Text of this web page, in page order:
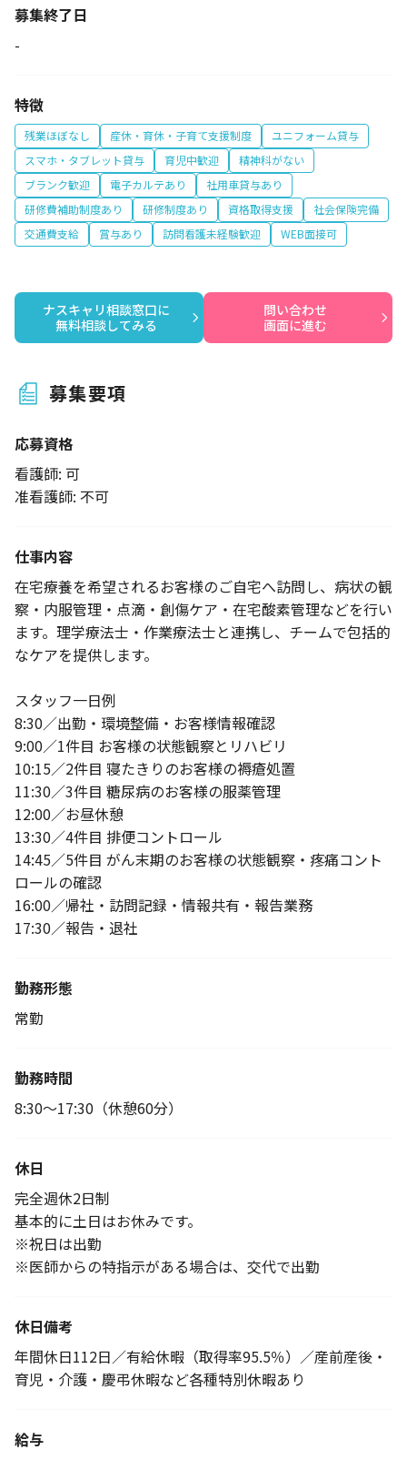
募集終了日
-
特徴
残業ほぼなし 産休・育休・子育て支援制度
ユニフォーム貸与
スマホ・タブレット貸与
育児中歓迎
精神科がない
ブランク歓迎
電子カルテあり
社用車貸与あり
研修費補助制度あり
研修制度あり 資格取得支援
社会保険完備
交通費支給
賞与あり 訪問看護未経験歓迎 WEB面接可
ナスキャリ相談窓口に
無料相談してみる
問い合わせ
画面に進む
募集要項
応募資格
看護師: 可
准看護師: 不可
仕事内容
在宅療養を希望されるお客様のご自宅へ訪問し、病状の観
察・内服管理・点滴・創傷ケア・在宅酸素管理などを行い
ます。理学療法士・作業療法士と連携し、チームで包括的
なケアを提供します。
スタッフ一日例
8:30／出勤・環境整備・お客様情報確認
9:00／1件目 お客様の状態観察とリハビリ
10:15／2件目 寝たきりのお客様の褥瘡処置
11:30／3件目 糖尿病のお客様の服薬管理
12:00／お昼休憩
13:30／4件目 排便コントロール
14:45／5件目 がん末期のお客様の状態観察・疼痛コント
ロールの確認
16:00／帰社・訪問記録・情報共有・報告業務
17:30／報告・退社
勤務形態
常勤
勤務時間
8:30〜17:30（休憩60分）
休日
完全週休2日制
基本的に土日はお休みです。
※祝日は出勤
※医師からの特指示がある場合は、交代で出勤
休日備考
年間休日112日／有給休暇（取得率95.5％）／産前産後・
育児・介護・慶弔休暇など各種特別休暇あり
給与